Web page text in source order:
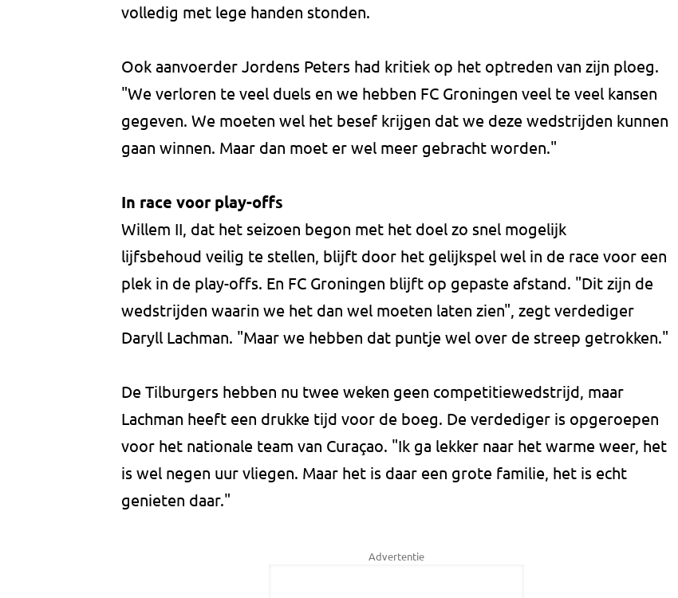
volledig met lege handen stonden.
Ook aanvoerder Jordens Peters had kritiek op het optreden van zijn ploeg.
"We verloren te veel duels en we hebben FC Groningen veel te veel kansen
gegeven. We moeten wel het besef krijgen dat we deze wedstrijden kunnen
gaan winnen. Maar dan moet er wel meer gebracht worden."
In race voor play-offs
Willem II, dat het seizoen begon met het doel zo snel mogelijk
lijfsbehoud veilig te stellen, blijft door het gelijkspel wel in de race voor een
plek in de play-offs. En FC Groningen blijft op gepaste afstand. "Dit zijn de
wedstrijden waarin we het dan wel moeten laten zien", zegt verdediger
Daryll Lachman. "Maar we hebben dat puntje wel over de streep getrokken."
De Tilburgers hebben nu twee weken geen competitiewedstrijd, maar
Lachman heeft een drukke tijd voor de boeg. De verdediger is opgeroepen
voor het nationale team van Curaçao. "Ik ga lekker naar het warme weer, het
is wel negen uur vliegen. Maar het is daar een grote familie, het is echt
genieten daar."
Advertentie